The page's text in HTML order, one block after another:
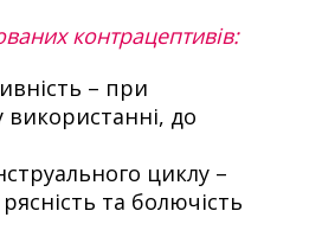
контрацептивів:
– при
до
циклу –
та болючість